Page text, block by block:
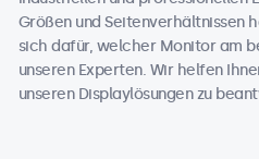
Größen und Seitenverhältnissen
sich dafür, welcher Monitor am
unseren Experten. Wir helfen
unseren Displaylösungen zu